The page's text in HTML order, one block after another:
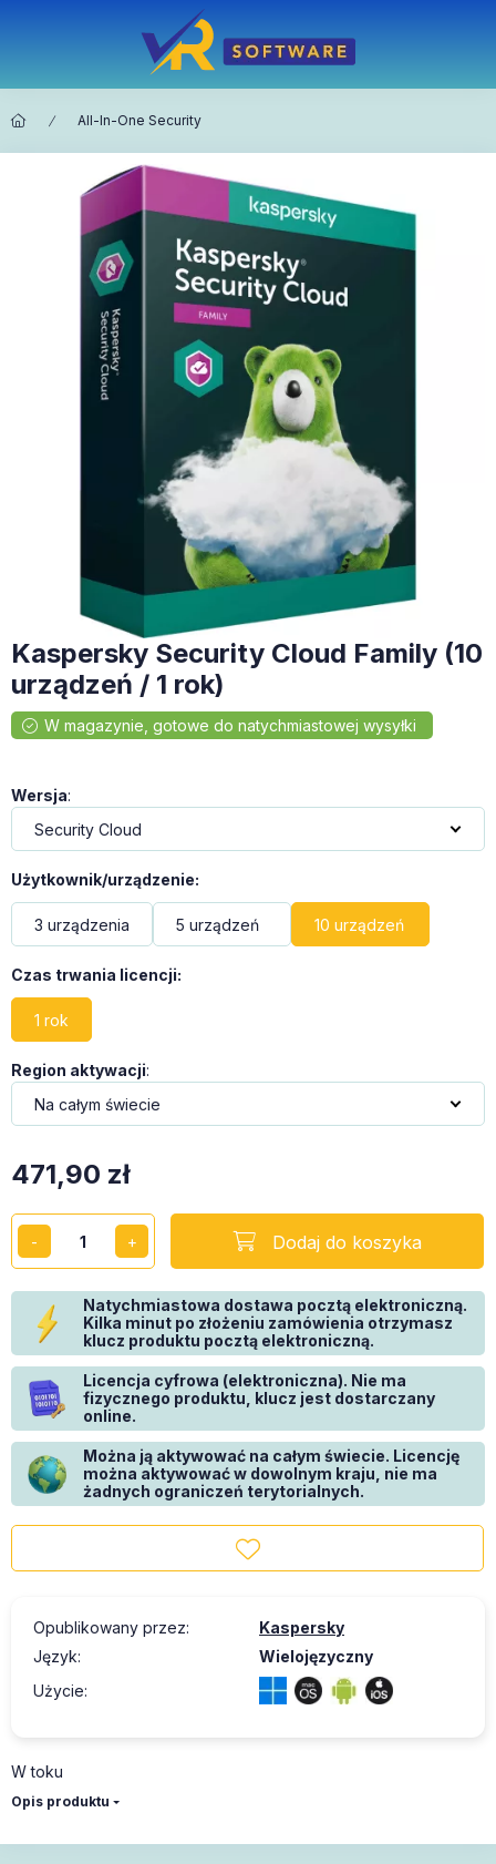
All-In-One Security
Kaspersky Security Cloud Family (10
urządzeń / 1 rok)
Wersja:
Użytkownik/urządzenie:
3 urządzenia 5 urządzeń 10 urządzeń
Czas trwania licencji:
1 rok
Region aktywacji:
471,90 zł
Dodaj do koszyka
Natychmiastowa dostawa pocztą elektroniczną.
Kilka minut po złożeniu zamówienia otrzymasz
klucz produktu pocztą elektroniczną.
Licencja cyfrowa (elektroniczna). Nie ma
fizycznego produktu, klucz jest dostarczany
online.
Można ją aktywować na całym świecie. Licencję
można aktywować w dowolnym kraju, nie ma
żadnych ograniczeń terytorialnych.
Opublikowany przez:
Kaspersky
Język:
Wielojęzyczny
Użycie:
W toku
Opis produktu